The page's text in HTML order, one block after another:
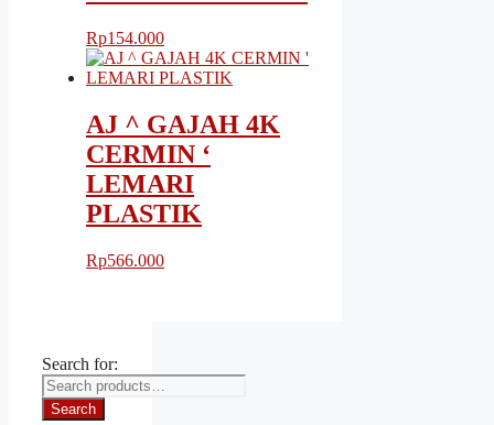
Rp154.000
AJ ^ GAJAH 4K
CERMIN ‘
LEMARI
PLASTIK
Rp566.000
Search for:
Search